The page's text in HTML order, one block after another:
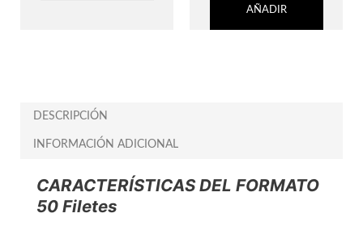
AÑADIR
DESCRIPCIÓN
INFORMACIÓN ADICIONAL
CARACTERÍSTICAS DEL FORMATO
50 Filetes